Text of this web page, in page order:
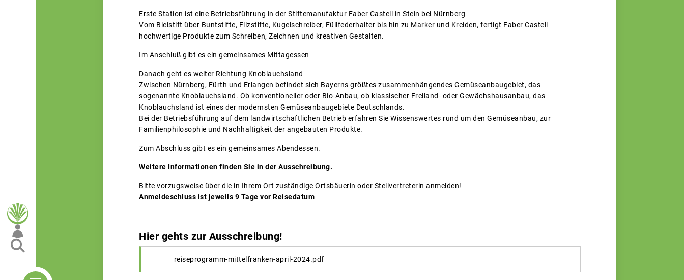
Erste Station ist eine Betriebsführung in der Stiftemanufaktur Faber Castell in Stein bei Nürnberg
Vom Bleistift über Buntstifte, Filzstifte, Kugelschreiber, Füllfederhalter bis hin zu Marker und Kreiden, fertigt Faber Castell
hochwertige Produkte zum Schreiben, Zeichnen und kreativen Gestalten.
Im Anschluß gibt es ein gemeinsames Mittagessen
Danach geht es weiter Richtung Knoblauchsland
Zwischen Nürnberg, Fürth und Erlangen befindet sich Bayerns größtes zusammenhängendes Gemüseanbaugebiet, das
sogenannte Knoblauchsland. Ob konventioneller oder Bio-Anbau, ob klassischer Freiland- oder Gewächshausanbau, das
Knoblauchsland ist eines der modernsten Gemüseanbaugebiete Deutschlands.
Bei der Betriebsführung auf dem landwirtschaftlichen Betrieb erfahren Sie Wissenswertes rund um den Gemüseanbau, zur
Familienphilosophie und Nachhaltigkeit der angebauten Produkte.
Zum Abschluss gibt es ein gemeinsames Abendessen.
Weitere Informationen finden Sie in der Ausschreibung.
Bitte vorzugsweise über die in Ihrem Ort zuständige Ortsbäuerin oder Stellvertreterin anmelden!
Anmeldeschluss ist jeweils 9 Tage vor Reisedatum
Hier gehts zur Ausschreibung!
reiseprogramm-mittelfranken-april-2024.pdf